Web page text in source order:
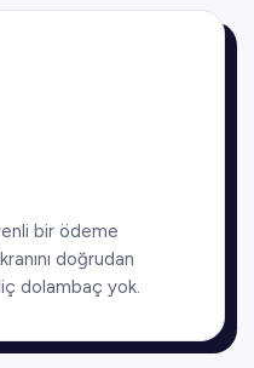
bir ödeme
doğrudan
dolambaç yok.